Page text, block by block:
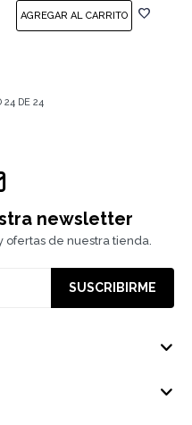
24 DE 24
newsletter
ofertas de nuestra tienda.
SUSCRIBIRME